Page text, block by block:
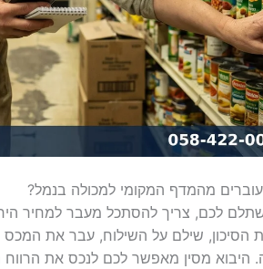
מהמדף המקומי למכולה בנמל?
לכם, צריך להסתכל מעבר למחיר
הסיכון, שילם על השילוח, עבר את
היבוא מסין מאפשר לכם לנכס את הרווח